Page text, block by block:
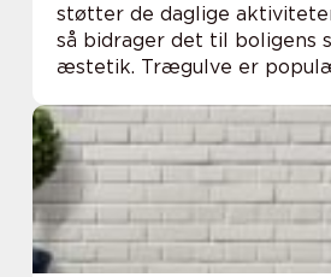
støtter de daglige
så bidrager det til boligens
æstetik. Trægulve er
kan de b...